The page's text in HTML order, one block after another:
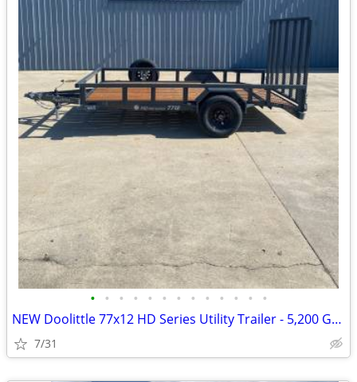
• • • • • • • • • • • • •
NEW Doolittle 77x12 HD Series Utility Trailer - 5,200 GVWR
7/31